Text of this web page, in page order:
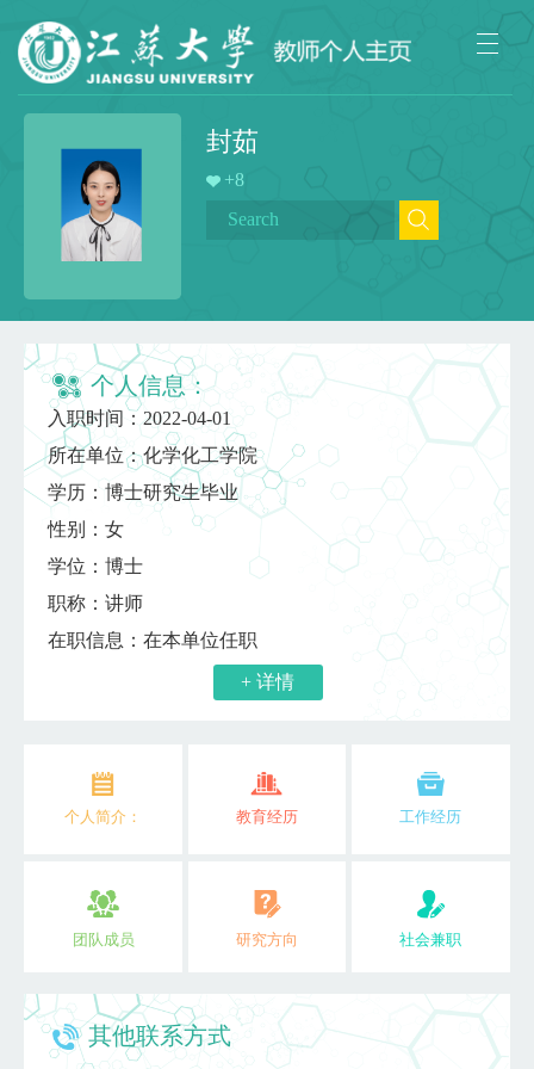
封茹
+8
个人信息：
入职时间：2022-04-01
所在单位：化学化工学院
学历：博士研究生毕业
性别：女
学位：博士
职称：讲师
在职信息：在本单位任职
+ 详情
个人简介： 教育经历 工作经历
团队成员 研究方向 社会兼职
其他联系方式